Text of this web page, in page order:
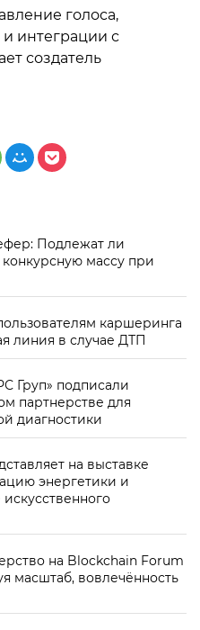
голоса,
интеграции с
создатель
Подлежат ли
массу при
каршеринга
линия в случае ДТП
Груп» подписали
партнерстве для
диагностики
на выставке
энергетики и
на Blockchain Forum
масштаб, вовлечённость